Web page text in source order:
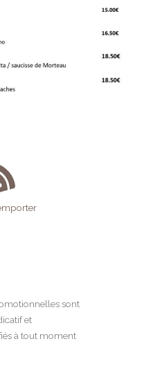
sont
et
à tout moment